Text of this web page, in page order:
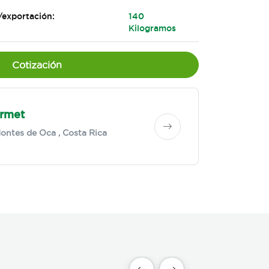
140
Kilogramos
Cotización
de Oca, Costa Rica